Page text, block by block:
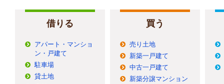
借りる
アパート・マンショ
ン・戸建て
駐車場
貸土地
買う
売り土地
新築一戸建て
中古一戸建て
新築分譲マンション